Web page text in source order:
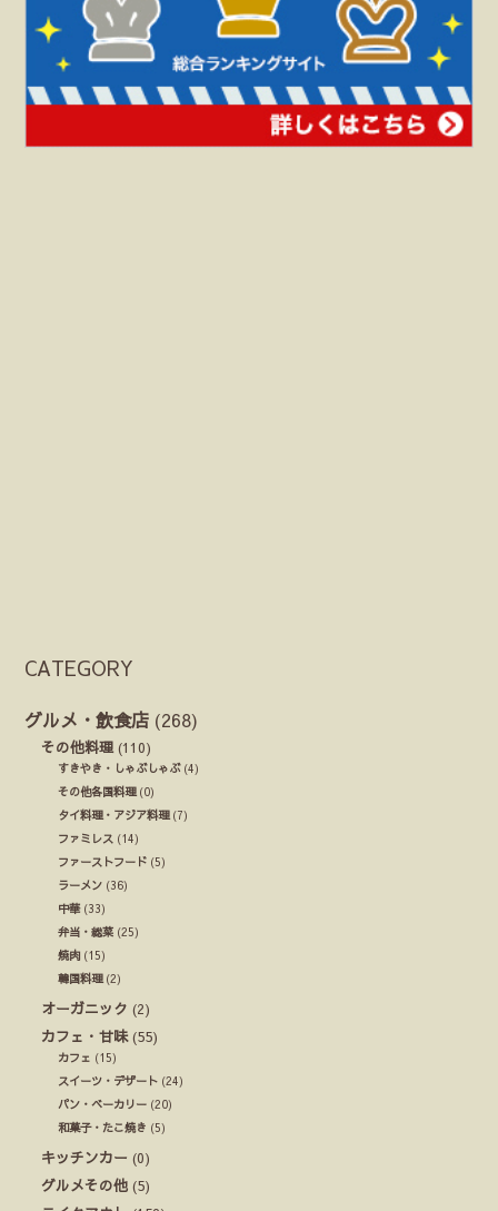
CATEGORY
グルメ・飲食店 (268)
その他料理 (110)
すきやき・しゃぶしゃぶ(4)
その他各国料理(0)
タイ料理・アジア料理(7)
ファミレス (14)
ファーストフード (5)
ラーメン (36)
中華(33)
弁当・総菜 (25)
焼肉 (15)
韓国料理(2)
オーガニック (2)
カフェ・甘味(55)
カフェ (15)
スイーツ・デザート (24)
パン・ベーカリー (20)
和菓子・たこ焼き (5)
キッチンカー (0)
グルメその他 (5)